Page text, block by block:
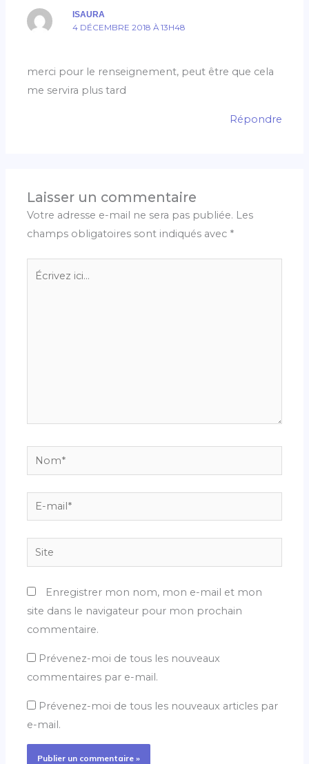
ISAURA
4 DÉCEMBRE 2018 À 13H48
merci pour le renseignement, peut être que cela
me servira plus tard
Répondre
Laisser un commentaire
Votre adresse e-mail ne sera pas publiée. Les
champs obligatoires sont indiqués avec *
Écrivez
Nom*
E-
mail*
Site
Enregistrer mon nom, mon e-mail et mon
site dans le navigateur pour mon prochain
commentaire.
Prévenez-moi de tous les nouveaux
commentaires par e-mail.
Prévenez-moi de tous les nouveaux articles par
e-mail.